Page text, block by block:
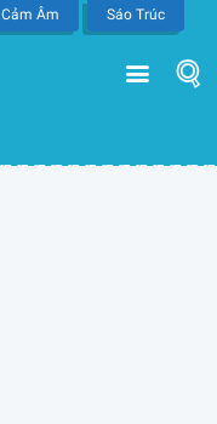
Cảm Âm Sáo Trúc